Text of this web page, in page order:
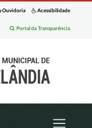
Acessibilidade
Ouvidoria
Portal da Transparência